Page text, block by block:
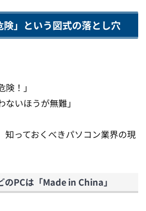
険」という図式の落とし穴
険！」
ないほうが無難」
知っておくべきパソコン業界の現
のPCは「Made in China」